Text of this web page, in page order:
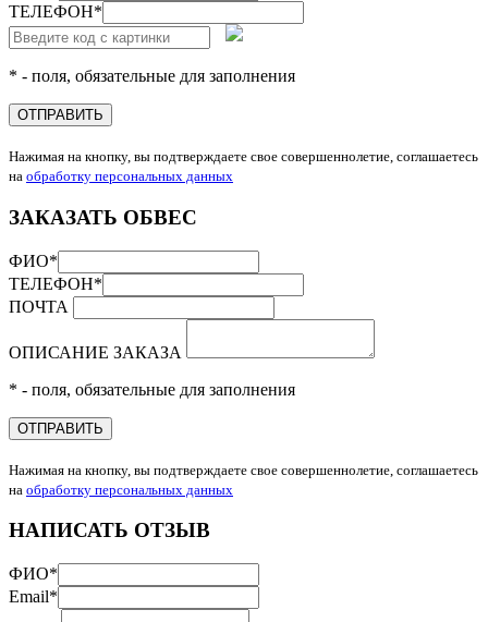
ТЕЛЕФОН*
* - поля, обязательные для заполнения
ОТПРАВИТЬ
Нажимая на кнопку, вы подтверждаете свое совершеннолетие, соглашаетесь
на обработку персональных данных
ЗАКАЗАТЬ ОБВЕС
ФИО*
ТЕЛЕФОН*
ПОЧТА
ОПИСАНИЕ ЗАКАЗА
* - поля, обязательные для заполнения
ОТПРАВИТЬ
Нажимая на кнопку, вы подтверждаете свое совершеннолетие, соглашаетесь
на обработку персональных данных
НАПИСАТЬ ОТЗЫВ
ФИО*
Email*